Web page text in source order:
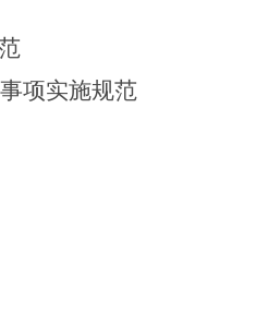
项实施规范